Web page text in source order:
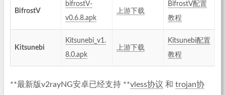
BifrostV
bifrostV-
v0.6.8.apk
上游下载
BifrostV配置
教程
Kitsunebi
Kitsunebi_v1.
8.0.apk
上游下载
Kitsunebi配置
教程
**最新版v2rayNG安卓已经支持 **vless协议 和 trojan协